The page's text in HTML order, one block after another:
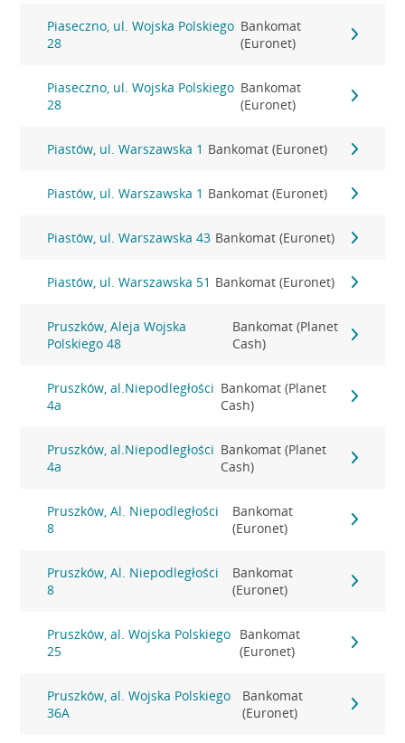
Piaseczno, ul. Wojska Polskiego
28
Bankomat
(Euronet)
Piaseczno, ul. Wojska Polskiego
28
Bankomat
(Euronet)
Piastów, ul. Warszawska 1 Bankomat (Euronet)
Piastów, ul. Warszawska 1 Bankomat (Euronet)
Piastów, ul. Warszawska 43 Bankomat (Euronet)
Piastów, ul. Warszawska 51 Bankomat (Euronet)
Pruszków, Aleja Wojska
Polskiego 48
Bankomat (Planet
Cash)
Pruszków, al.Niepodległości
4a
Bankomat (Planet
Cash)
Pruszków, al.Niepodległości
4a
Bankomat (Planet
Cash)
Pruszków, Al. Niepodległości
8
Bankomat
(Euronet)
Pruszków, Al. Niepodległości
8
Bankomat
(Euronet)
Pruszków, al. Wojska Polskiego
25
Bankomat
(Euronet)
Pruszków, al. Wojska Polskiego
36A
Bankomat
(Euronet)